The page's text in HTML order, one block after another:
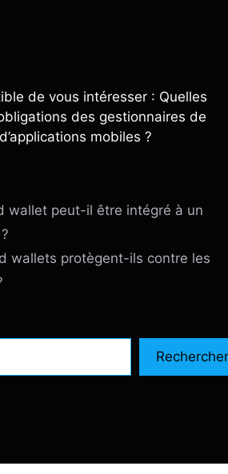
de vous intéresser : Quelles
des gestionnaires de
mobiles ?
wallet peut-il être intégré à un
wallets protègent-ils contre les
Rechercher